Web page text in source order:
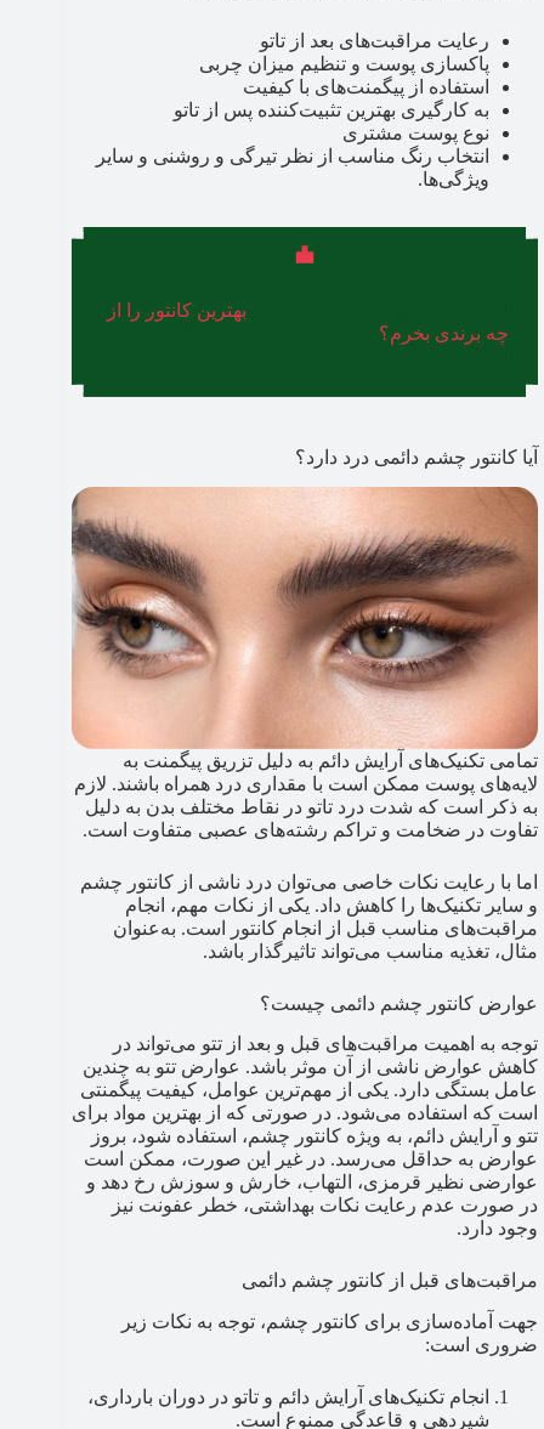
رعایت مراقبت‌های بعد از تاتو
پاکسازی پوست و تنظیم میزان چربی
استفاده از پیگمنت‌های با کیفیت
به کارگیری بهترین تثبیت‌کننده پس از تاتو
نوع پوست مشتری
انتخاب رنگ مناسب از نظر تیرگی و روشنی و سایر
ویژگی‌ها.
بهترین کانتور را از
چه برندی بخرم؟
آیا کانتور چشم دائمی درد دارد؟
تمامی تکنیک‌های آرایش دائم به دلیل تزریق پیگمنت به
لایه‌های پوست ممکن است با مقداری درد همراه باشند. لازم
به ذکر است که شدت درد تاتو در نقاط مختلف بدن به دلیل
تفاوت در ضخامت و تراکم رشته‌های عصبی متفاوت است.
اما با رعایت نکات خاصی می‌توان درد ناشی از کانتور چشم
و سایر تکنیک‌ها را کاهش داد. یکی از نکات مهم، انجام
مراقبت‌های مناسب قبل از انجام کانتور است. به‌عنوان
مثال، تغذیه مناسب می‌تواند تاثیرگذار باشد.
عوارض کانتور چشم دائمی چیست؟
توجه به اهمیت مراقبت‌های قبل و بعد از تتو می‌تواند در
کاهش عوارض ناشی از آن موثر باشد. عوارض تتو به چندین
عامل بستگی دارد. یکی از مهم‌ترین عوامل، کیفیت پیگمنتی
است که استفاده می‌شود. در صورتی که از بهترین مواد برای
تتو و آرایش دائم، به ویژه کانتور چشم، استفاده شود، بروز
عوارض به حداقل می‌رسد. در غیر این صورت، ممکن است
عوارضی نظیر قرمزی، التهاب، خارش و سوزش رخ دهد و
در صورت عدم رعایت نکات بهداشتی، خطر عفونت نیز
وجود دارد.
مراقبت‌های قبل از کانتور چشم دائمی
جهت آماده‌سازی برای کانتور چشم، توجه به نکات زیر
ضروری است:
انجام تکنیک‌های آرایش دائم و تاتو در دوران بارداری،
شیردهی و قاعدگی ممنوع است.